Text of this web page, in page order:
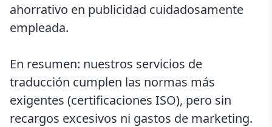
ahorrativo en publicidad cuidadosamente
empleada.
En resumen: nuestros servicios de
traducción cumplen las normas más
exigentes (certificaciones ISO), pero sin
recargos excesivos ni gastos de marketing.